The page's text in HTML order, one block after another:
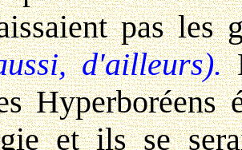
pas les
d'ailleurs).
Hyperboréens
et ils se